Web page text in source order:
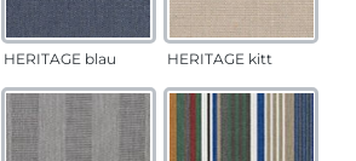
HERITAGE blau HERITAGE kitt